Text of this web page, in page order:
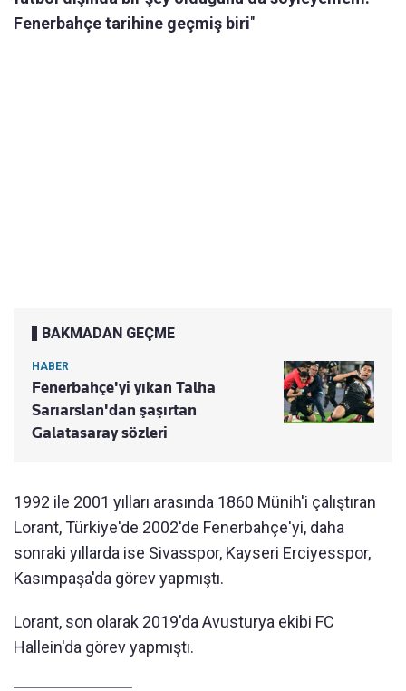
Fenerbahçe tarihine geçmiş biri"
BAKMADAN GEÇME
HABER
Fenerbahçe'yi yıkan Talha
Sarıarslan'dan şaşırtan
Galatasaray sözleri
1992 ile 2001 yılları arasında 1860 Münih'i çalıştıran
Lorant, Türkiye'de 2002'de Fenerbahçe'yi, daha
sonraki yıllarda ise Sivasspor, Kayseri Erciyesspor,
Kasımpaşa'da görev yapmıştı.
Lorant, son olarak 2019'da Avusturya ekibi FC
Hallein'da görev yapmıştı.